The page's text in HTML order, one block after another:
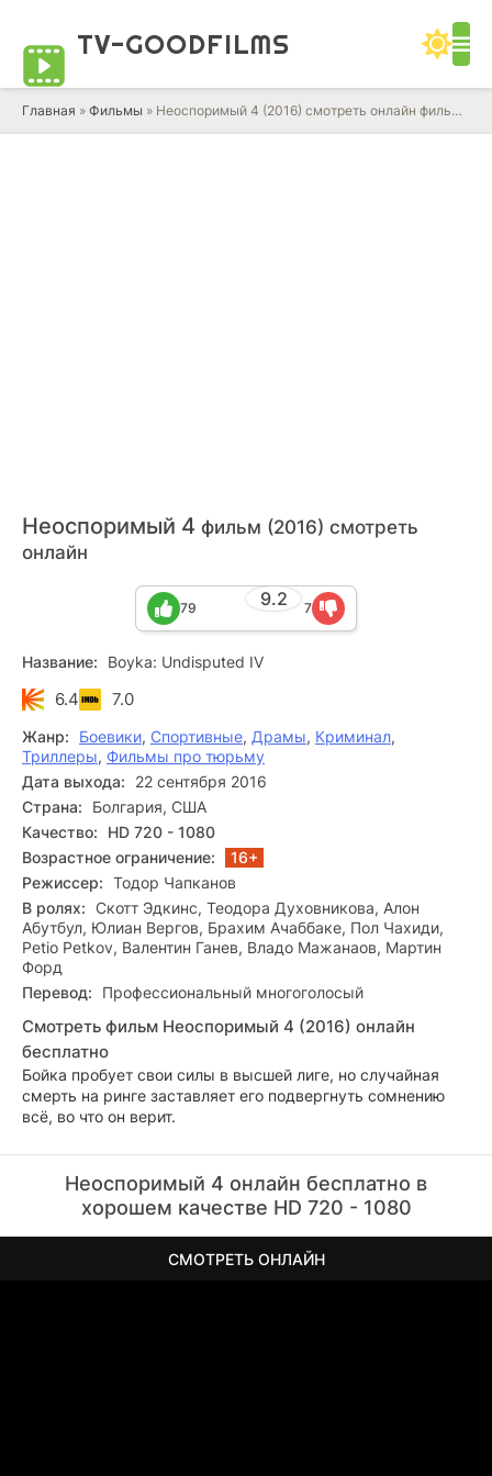
TV-GOODFILMS
Главная » Фильмы » Неоспоримый 4 (2016) смотреть онлайн фильм в HD качестве 720 - 1080 бесплатно
Неоспоримый 4 фильм (2016) смотреть
онлайн
9.2
79 7
Название: Boyka: Undisputed IV
6.4 7.0
Жанр: Боевики, Спортивные, Драмы, Криминал,
Триллеры, Фильмы про тюрьму
Дата выхода:
22 сентября 2016
Страна:
Болгария, США
Качество:
HD 720 - 1080
Возрастное ограничение:
16+
Режиссер: Тодор Чапканов
В ролях: Скотт Эдкинс, Теодора Духовникова, Алон
Абутбул, Юлиан Вергов, Брахим Ачаббаке, Пол Чахиди,
Petio Petkov, Валентин Ганев, Владо Мажанаов, Мартин
Форд
Перевод:
Профессиональный многоголосый
Смотреть фильм Неоспоримый 4 (2016) онлайн
бесплатно
Бойка пробует свои силы в высшей лиге, но случайная
смерть на ринге заставляет его подвергнуть сомнению
всё, во что он верит.
Неоспоримый 4 онлайн бесплатно в
хорошем качестве HD 720 - 1080
СМОТРЕТЬ ОНЛАЙН